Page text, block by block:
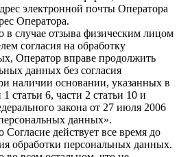
электронной почты Оператора
Оператора.
в случае отзыва физическим лицом
согласия на обработку
Оператор вправе продолжить
данных без согласия
наличии основании, указанных в
статьи 6, части 2 статьи 10 и
закона от 27 июля 2006
данных».
действует все время до
обработки персональных данных.